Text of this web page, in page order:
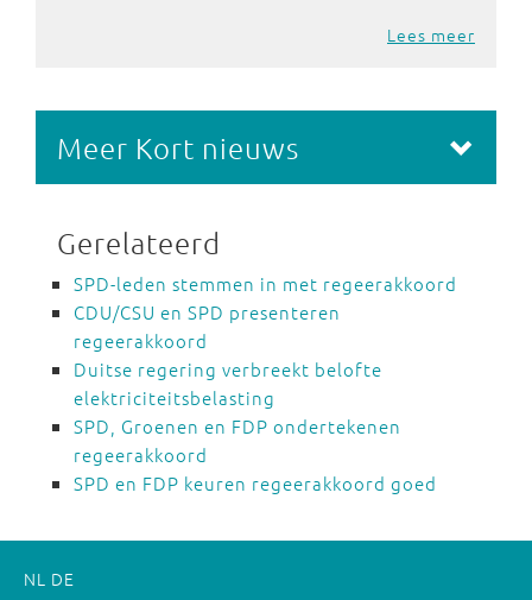
Lees meer
Meer Kort nieuws
Gerelateerd
SPD-leden stemmen in met regeerakkoord
CDU/CSU en SPD presenteren
regeerakkoord
Duitse regering verbreekt belofte
elektriciteitsbelasting
SPD, Groenen en FDP ondertekenen
regeerakkoord
SPD en FDP keuren regeerakkoord goed
NL DE